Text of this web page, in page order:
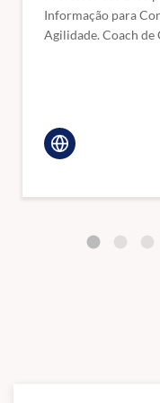
Conceitos básicos de
objetos; Métodos de
encadeadas, pilhas e
binárias, árvores de
Engenharia de Software
Arquitetura de sistemas
WebSockets, TLS,
Testes de Integração,
baseada em serviços,
Informação para
Agilidade. Coach de